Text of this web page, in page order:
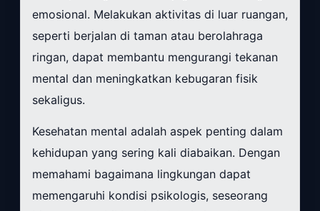
emosional. Melakukan aktivitas di luar ruangan,
seperti berjalan di taman atau berolahraga
ringan, dapat membantu mengurangi tekanan
mental dan meningkatkan kebugaran fisik
sekaligus.
Kesehatan mental adalah aspek penting dalam
kehidupan yang sering kali diabaikan. Dengan
memahami bagaimana lingkungan dapat
memengaruhi kondisi psikologis, seseorang